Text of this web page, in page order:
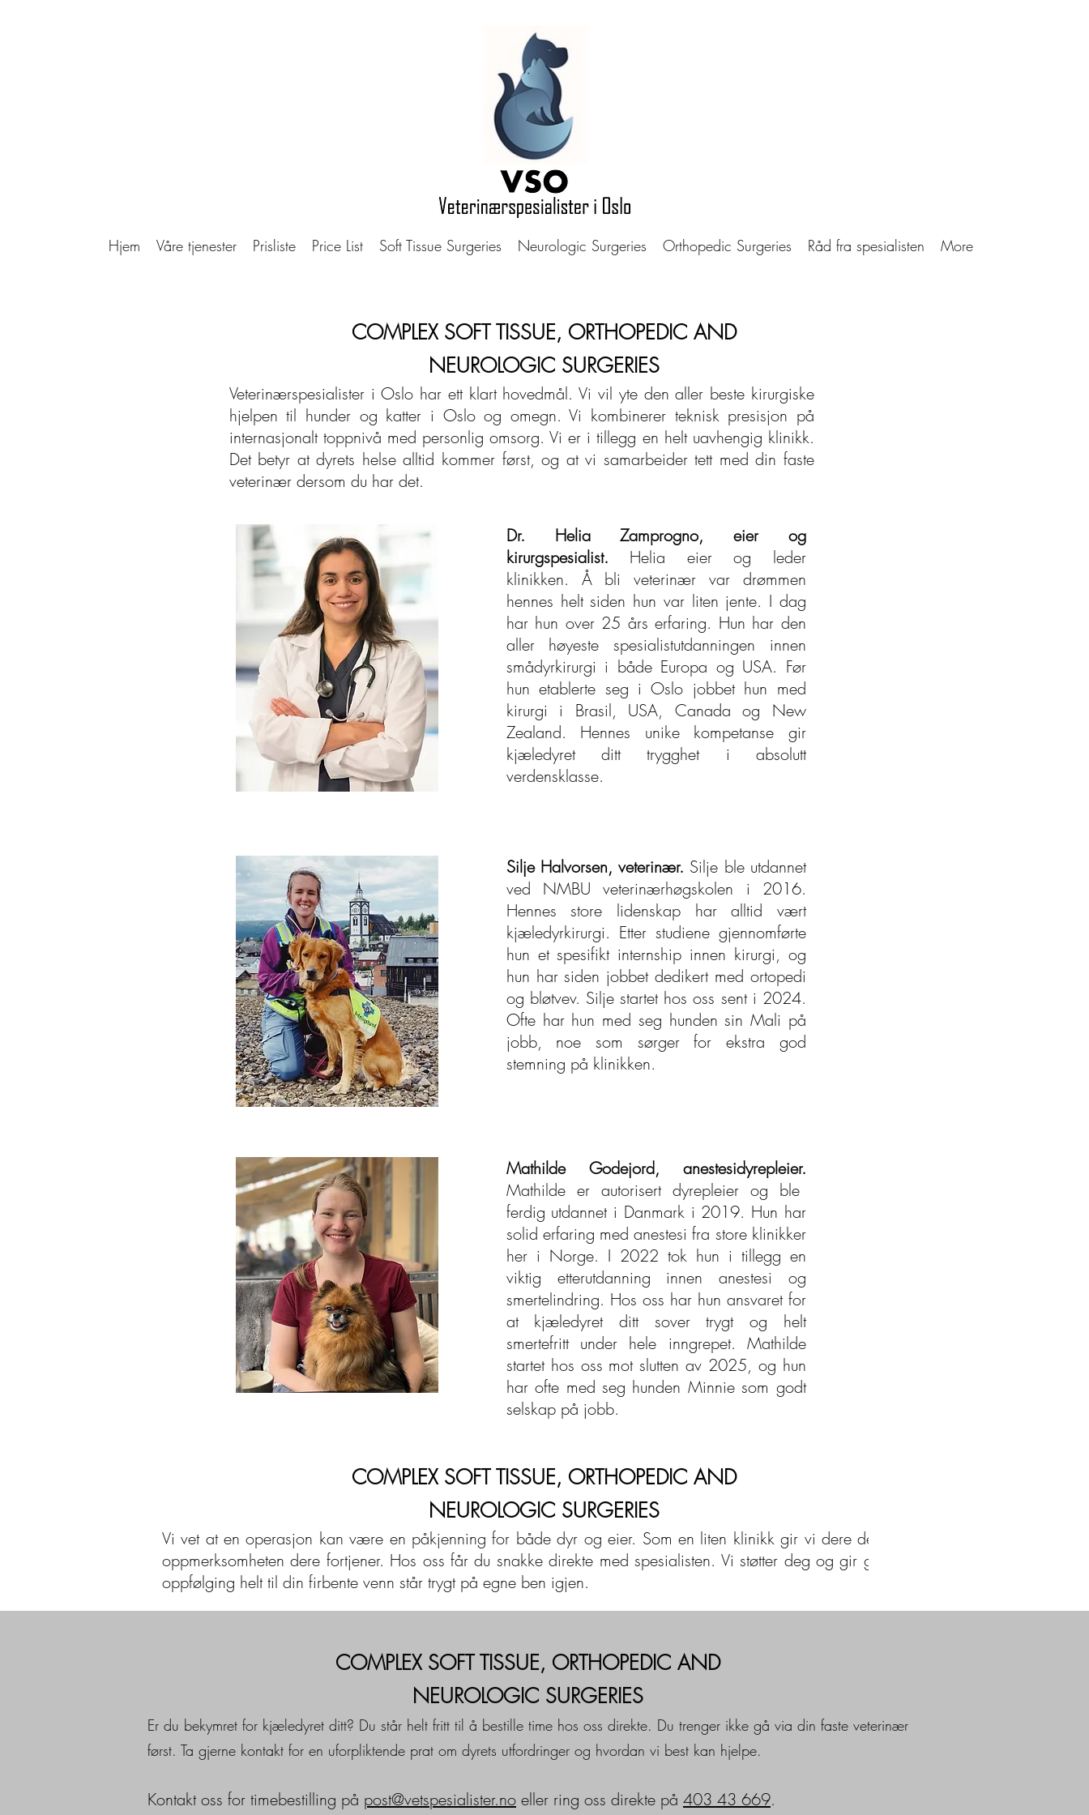
Hjem Våre tjenester Prisliste Price List Soft Tissue Surgeries Neurologic Surgeries Orthopedic Surgeries Råd fra spesialisten More
COMPLEX SOFT TISSUE, ORTHOPEDIC AND
NEUROLOGIC SURGERIES
Veterinærspesialister i Oslo har ett klart hovedmål. Vi vil yte den aller beste kirurgiske
hjelpen til hunder og katter i Oslo og omegn. Vi kombinerer teknisk presisjon på
internasjonalt toppnivå med personlig omsorg. Vi er i tillegg en helt uavhengig klinikk.
Det betyr at dyrets helse alltid kommer først, og at vi samarbeider tett med din faste
veterinær dersom du har det.
Dr. Helia Zamprogno, eier og
kirurgspesialist. Helia eier og leder
klinikken. Å bli veterinær var drømmen
hennes helt siden hun var liten jente. I dag
har hun over 25 års erfaring. Hun har den
aller høyeste spesialistutdanningen innen
smådyrkirurgi i både Europa og USA. Før
hun etablerte seg i Oslo jobbet hun med
kirurgi i Brasil, USA, Canada og New
Zealand. Hennes unike kompetanse gir
kjæledyret ditt trygghet i absolutt
verdensklasse.
Silje Halvorsen, veterinær. Silje ble utdannet
ved NMBU veterinærhøgskolen i 2016.
Hennes store lidenskap har alltid vært
kjæledyrkirurgi. Etter studiene gjennomførte
hun et spesifikt internship innen kirurgi, og
hun har siden jobbet dedikert med ortopedi
og bløtvev. Silje startet hos oss sent i 2024.
Ofte har hun med seg hunden sin Mali på
jobb, noe som sørger for ekstra god
stemning på klinikken.
Mathilde Godejord, anestesidyrepleier.
Mathilde er autorisert dyrepleier og ble
ferdig utdannet i Danmark i 2019. Hun har
solid erfaring med anestesi fra store klinikker
her i Norge. I 2022 tok hun i tillegg en
viktig etterutdanning innen anestesi og
smertelindring. Hos oss har hun ansvaret for
at kjæledyret ditt sover trygt og helt
smertefritt under hele inngrepet. Mathilde
startet hos oss mot slutten av 2025, og hun
har ofte med seg hunden Minnie som godt
selskap på jobb.
COMPLEX SOFT TISSUE, ORTHOPEDIC AND
NEUROLOGIC SURGERIES
Vi vet at en operasjon kan være en påkjenning for både dyr og eier. Som en liten klinikk gir vi dere den fulle
oppmerksomheten dere fortjener. Hos oss får du snakke direkte med spesialisten. Vi støtter deg og gir grundig
oppfølging helt til din firbente venn står trygt på egne ben igjen.
COMPLEX SOFT TISSUE, ORTHOPEDIC AND
NEUROLOGIC SURGERIES
Er du bekymret for kjæledyret ditt? Du står helt fritt til å bestille time hos oss direkte. Du trenger ikke gå via din faste veterinær
først. Ta gjerne kontakt for en uforpliktende prat om dyrets utfordringer og hvordan vi best kan hjelpe.
Kontakt oss for timebestilling på post@vetspesialister.no eller ring oss direkte på 403 43 669.